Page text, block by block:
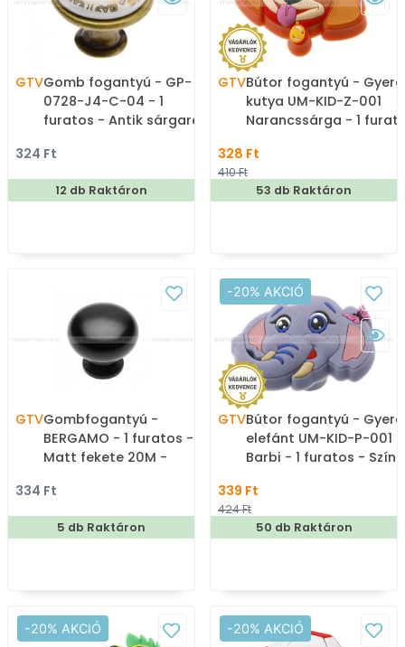
GTVGomb fogantyú - GP-
0728-J4-C-04 - 1
furatos - Antik sárgaréz
fém ötvözet, Porcelán -
Porcelán, porcelánnal
kombinált antikolt fém
324 Ft
12 db Raktáron
GTVBútor fogantyú -
kutya UM-KID-Z-001
Narancssárga - 1
Mesefigurás, állatos
gyerekbútor fogantyú
328 Ft
410 Ft
53 db Raktáron
GTVGombfogantyú -
BERGAMO - 1 furatos -
Matt fekete 20M -
Színes fém
gombfogantyú,
bútorgomb
334 Ft
5 db Raktáron
-20% AKCIÓ
GTVBútor fogantyú -
elefánt UM-KID-P-001
Barbi - 1 furatos -
állatos gyerekbútor
fogantyú
339 Ft
424 Ft
50 db Raktáron
-20% AKCIÓ -20% AKCIÓ